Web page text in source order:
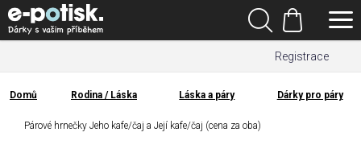
Přejít
na
obsah
Registrace
Hledat
Nákupní
košík
Kategorie
Domů
Domů Rodina / Láska Láska a páry Dárky pro páry
Párové hrnečky Jeho kafe/čaj a Její kafe/čaj (cena za oba)